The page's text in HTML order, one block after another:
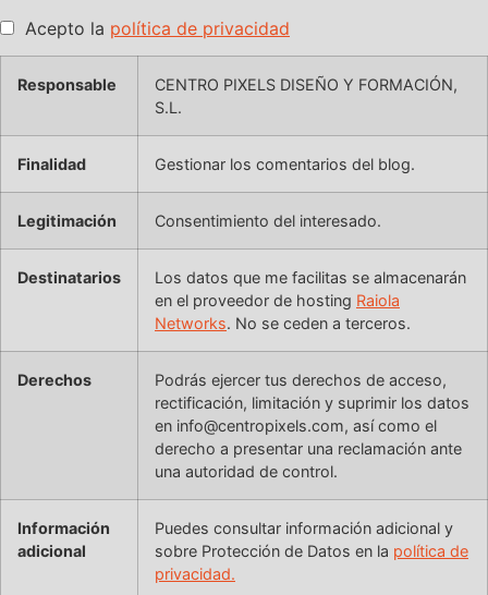
Acepto la política de privacidad
Responsable
CENTRO PIXELS DISEÑO Y FORMACIÓN,
S.L.
Finalidad Gestionar los comentarios del blog.
Legitimación Consentimiento del interesado.
Destinatarios
Los datos que me facilitas se almacenarán
en el proveedor de hosting Raiola
Networks. No se ceden a terceros.
Derechos
Podrás ejercer tus derechos de acceso,
rectificación, limitación y suprimir los datos
en info@centropixels.com, así como el
derecho a presentar una reclamación ante
una autoridad de control.
Información
adicional
Puedes consultar información adicional y
sobre Protección de Datos en la política de
privacidad.